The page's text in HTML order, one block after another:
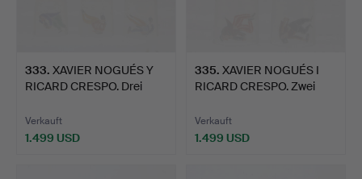
333. XAVIER NOGUÉS Y
RICARD CRESPO. Drei
Verkauft
1.499 USD
335. XAVIER NOGUÉS I
RICARD CRESPO. Zwei
Verkauft
1.499 USD